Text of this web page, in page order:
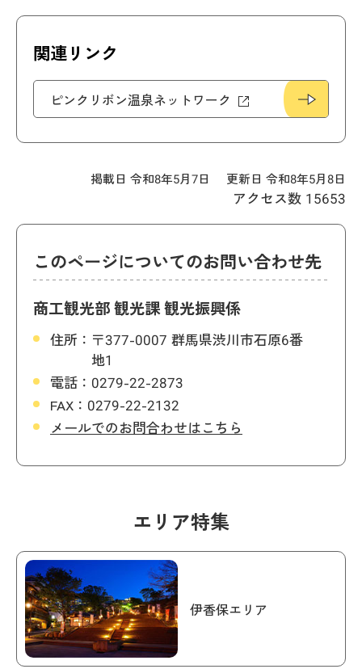
関連リンク
ピンクリボン温泉ネットワーク
掲載日 令和8年5月7日 更新日 令和8年5月8日
アクセス数 15653
このページについてのお問い合わせ先
商工観光部 観光課 観光振興係
住所： 〒377-0007 群馬県渋川市石原6番
地1
電話： 0279-22-2873
FAX： 0279-22-2132
メールでのお問合わせはこちら
エリア特集
伊香保エリア